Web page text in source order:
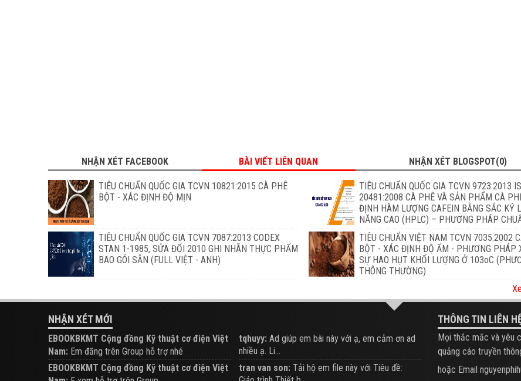
NHẬN XÉT FACEBOOK BÀI VIẾT LIÊN QUAN NHẬN XÉT BLOGSPOT(0)
TIÊU CHUẨN QUỐC GIA TCVN 10821:2015 CÀ PHÊ
BỘT - XÁC ĐỊNH ĐỘ MỊN
TIÊU CHUẨN QUỐC GIA TCVN 9723:2013
20481:2008 CÀ PHÊ VÀ SẢN PHẨM CÀ
ĐỊNH HÀM LƯỢNG CAFEIN BẰNG SẮC KÝ
NĂNG CAO (HPLC) – PHƯƠNG PHÁP
TIÊU CHUẨN QUỐC GIA TCVN 7087:2013 CODEX
STAN 1-1985, SỬA ĐỔI 2010 GHI NHÃN THỰC PHẨM
BAO GÓI SẴN (FULL VIỆT - ANH)
TIÊU CHUẨN VIỆT NAM TCVN 7035:2002
BỘT - XÁC ĐỊNH ĐỘ ẨM - PHƯƠNG PHÁP
SỰ HAO HỤT KHỐI LƯỢNG Ở 103oC
THÔNG THƯỜNG)
NHẬN XÉT MỚI
EBOOKBKMT Cộng đồng Kỹ thuật cơ điện Việt
Nam: Em đăng trên Group hỗ trợ nhé
tqhuyy: Ad giúp em bài này với ạ, em cảm ơn ad
nhiều ạ. Li...
EBOOKBKMT Cộng đồng Kỹ thuật cơ điện Việt
tran van son: Tải hộ em file này với Tiêu đề:
THÔNG TIN LIÊN
Mọi thắc mắc và yêu
quảng cáo truyền
hoặc Email